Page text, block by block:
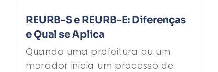
REURB-S e REURB-E: Diferenças
e Qual se Aplica
Quando uma prefeitura ou um
morador inicia um processo de